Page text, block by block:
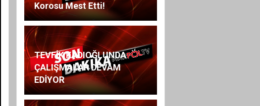
Korosu Mest Etti!
TEVFİK KADIOĞLUNDA
ÇALIŞMALAR DEVAM
EDİYOR